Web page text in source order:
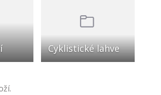
Cyklistické lahve